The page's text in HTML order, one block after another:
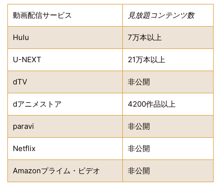
動画配信サービス 見放題コンテンツ数
Hulu 7万本以上
U-NEXT 21万本以上
dTV 非公開
dアニメストア 4200作品以上
paravi 非公開
Netflix 非公開
Amazonプライム・ビデオ 非公開